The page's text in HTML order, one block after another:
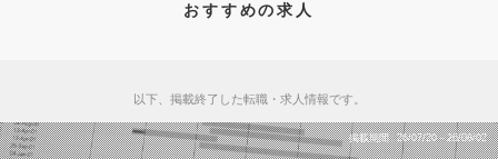
おすすめの求人
以下、掲載終了した転職・求人情報です。
掲載期間 26/07/20～26/08/02